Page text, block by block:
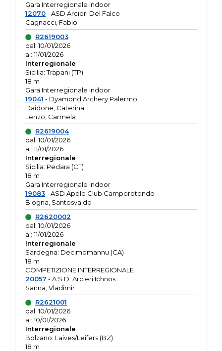
Gara Interregionale indoor
12070- ASD Arcieri Del Falco
Cagnacci, Fabio
R2619003
dal: 10/01/2026
al: 11/01/2026
Interregionale
Sicilia: Trapani (TP)
18 m
Gara Interregionale indoor
19041 - Dyamond Archery Palermo
Daidone, Caterina
Lenzo, Carmela
R2619004
dal: 10/01/2026
al: 11/01/2026
Interregionale
Sicilia: Pedara (CT)
18 m
Gara Interregionale indoor
19083- ASD Apple Club Camporotondo
Blogna, Santosvaldo
R2620002
dal: 10/01/2026
al: 11/01/2026
Interregionale
Sardegna: Decimomannu (CA)
18 m
COMPETIZIONE INTERREGIONALE
20057 - A.S.D. Arcieri Ichnos
Sanna, Vladimir
R2621001
dal: 10/01/2026
al: 10/01/2026
Interregionale
Bolzano: Laives/Leifers (BZ)
18 m